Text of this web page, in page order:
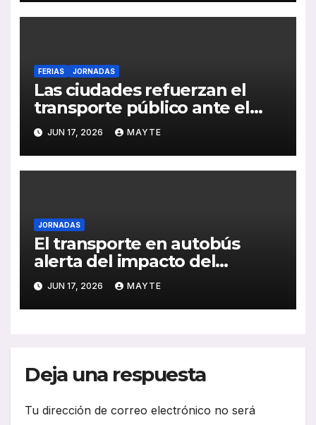
FERIAS JORNADAS
Las ciudades refuerzan el
transporte público ante el
reto de la demanda, la
sostenibilidad y la
digitalización
JUN 17, 2026 MAYTE
JORNADAS
El transporte en autobús
alerta del impacto del
absentismo en la calidad del
servicio
JUN 17, 2026 MAYTE
Deja una respuesta
Tu dirección de correo electrónico no será